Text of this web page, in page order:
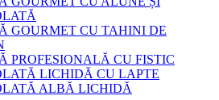
GOURMET CU TAHINI DE
PROFESIONALĂ CU FISTIC
LICHIDĂ CU LAPTE
ALBĂ LICHIDĂ